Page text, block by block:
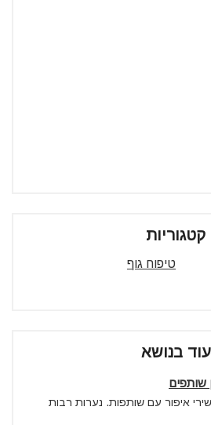
קטגוריות
טיפוח גוף
עוד בנושא
שותפים
איפור עם שותפות. נערות רבות